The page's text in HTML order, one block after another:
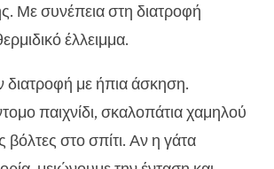
Με συνέπεια στη διατροφή
έλλειμμα.
διατροφή με ήπια άσκηση.
παιχνίδι, σκαλοπάτια χαμηλού
βόλτες στο σπίτι. Αν η γάτα